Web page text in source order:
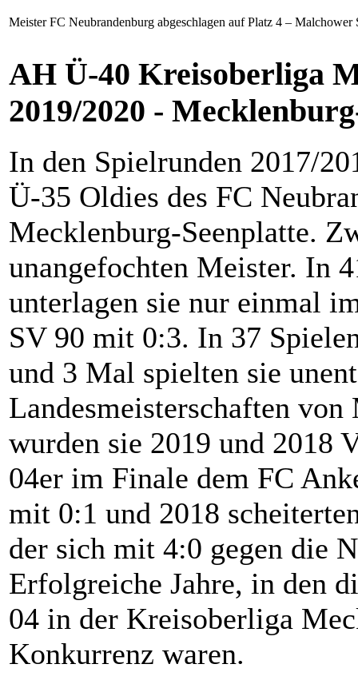
Meister FC Neubrandenburg abgeschlagen auf Platz 4 –
AH Ü-40 Kreisoberliga
2019/2020 -
In den Spielrunden 2017/
Ü-35 Oldies des FC
Mecklenburg-Seenplatte.
unangefochten Meister. In
unterlagen sie nur einmal
SV 90 mit 0:3. In 37
und 3 Mal spielten sie
Landesmeisterschaften
wurden sie 2019 und 2018
04er im Finale dem FC
mit 0:1 und 2018
der sich mit 4:0 gegen die
Erfolgreiche Jahre, in den
04 in der Kreisoberliga
Konkurrenz waren.